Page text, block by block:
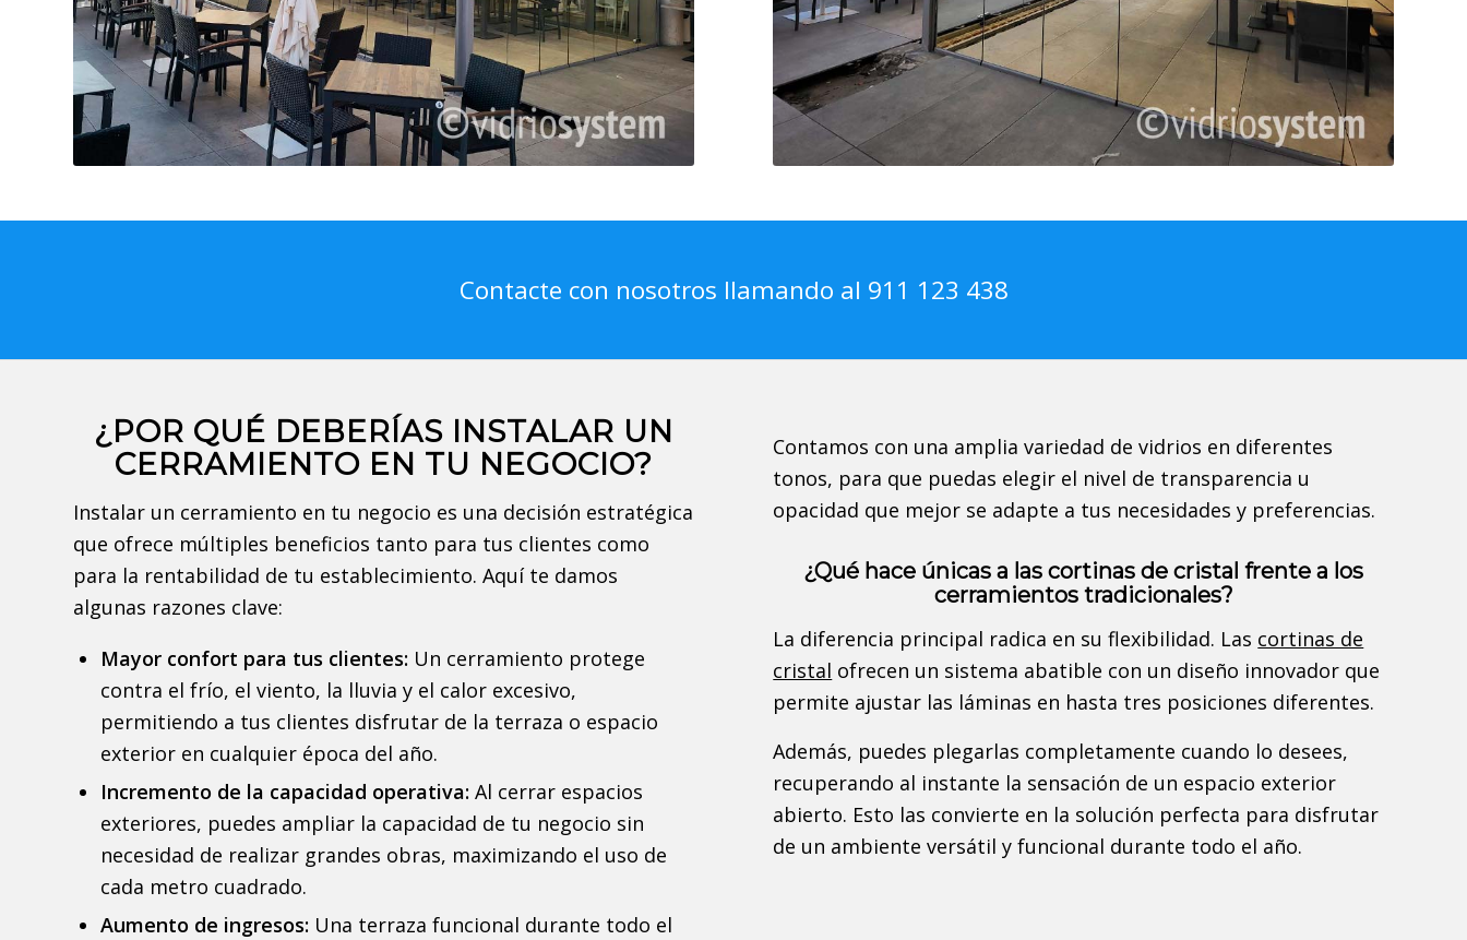
Contacte con nosotros llamando al 911 123 438
¿POR QUÉ DEBERÍAS INSTALAR UN
CERRAMIENTO EN TU NEGOCIO?
Instalar un cerramiento en tu negocio es una decisión estratégica
que ofrece múltiples beneficios tanto para tus clientes como
para la rentabilidad de tu establecimiento. Aquí te damos
algunas razones clave:
Mayor confort para tus clientes: Un cerramiento protege
contra el frío, el viento, la lluvia y el calor excesivo,
permitiendo a tus clientes disfrutar de la terraza o espacio
exterior en cualquier época del año.
Incremento de la capacidad operativa: Al cerrar espacios
exteriores, puedes ampliar la capacidad de tu negocio sin
necesidad de realizar grandes obras, maximizando el uso de
cada metro cuadrado.
Aumento de ingresos: Una terraza funcional durante todo el
Contamos con una amplia variedad de vidrios en diferentes
tonos, para que puedas elegir el nivel de transparencia u
opacidad que mejor se adapte a tus necesidades y preferencias.
¿Qué hace únicas a las cortinas de cristal frente a los
cerramientos tradicionales?
La diferencia principal radica en su flexibilidad. Las cortinas de
cristal ofrecen un sistema abatible con un diseño innovador que
permite ajustar las láminas en hasta tres posiciones diferentes.
Además, puedes plegarlas completamente cuando lo desees,
recuperando al instante la sensación de un espacio exterior
abierto. Esto las convierte en la solución perfecta para disfrutar
de un ambiente versátil y funcional durante todo el año.